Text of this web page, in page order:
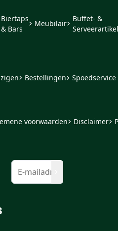
Biertaps
& Bars
Meubilair
Buffet- &
Bestellingen Spoedservice
voorwaarden Disclaimer